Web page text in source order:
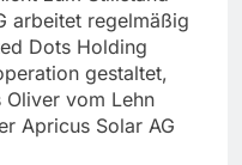
arbeitet regelmäßig
Dots Holding
gestaltet,
vom Lehn
Apricus Solar AG